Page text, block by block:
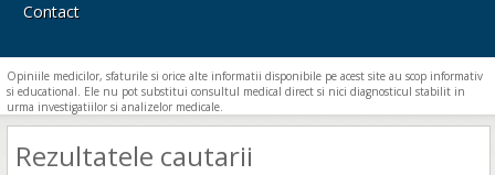
Contact
Opiniile medicilor, sfaturile si orice alte informatii disponibile pe acest site au scop informativ
si educational. Ele nu pot substitui consultul medical direct si nici diagnosticul stabilit in
urma investigatiilor si analizelor medicale.
Rezultatele cautarii